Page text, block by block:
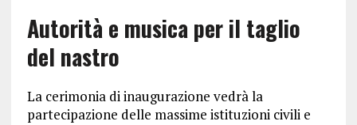
Autorità e musica per il taglio
del nastro
La cerimonia di inaugurazione vedrà la
partecipazione delle massime istituzioni civili e